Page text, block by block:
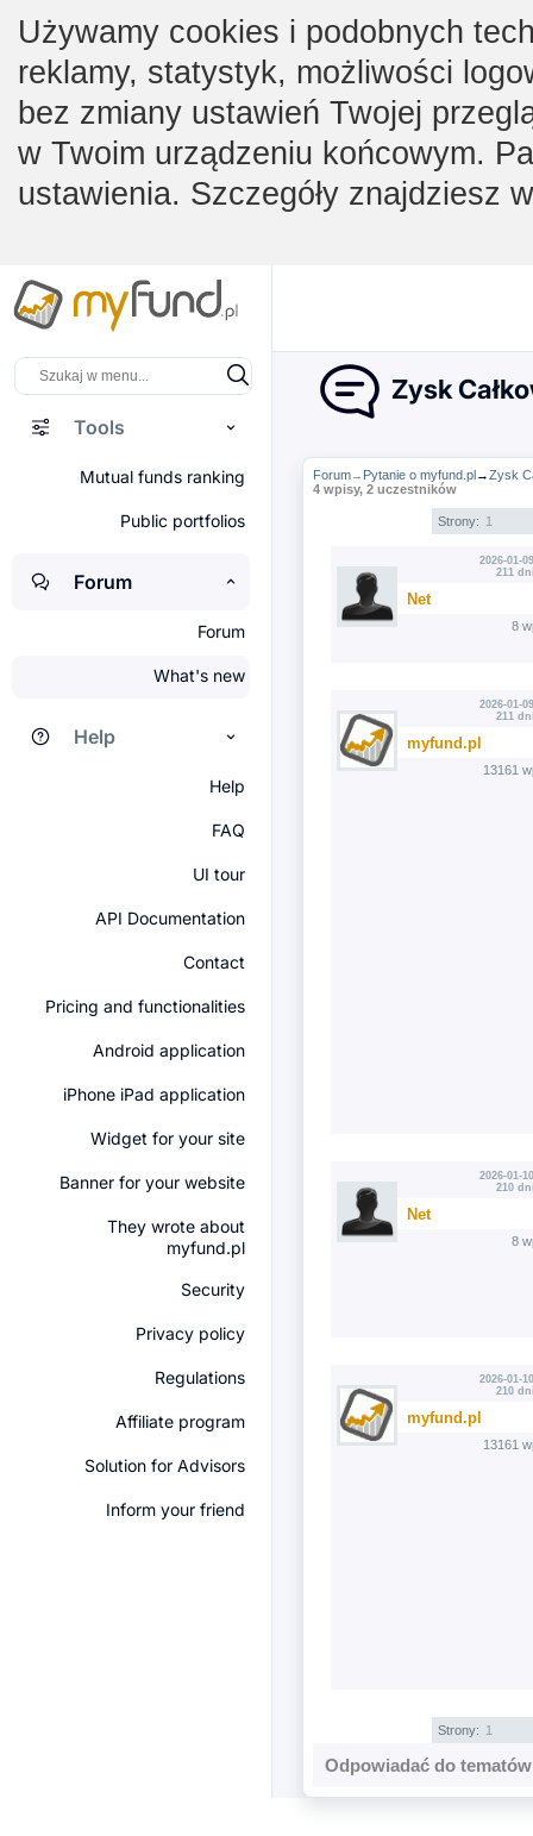
Używamy cookies i podobnych
reklamy, statystyk, możliwości
bez zmiany ustawień Twojej
w Twoim urządzeniu końcowym.
ustawienia. Szczegóły znajdziesz
Tools
Mutual funds ranking
Public portfolios
Forum
Forum
What's new
Help
Help
FAQ
UI tour
API Documentation
Contact
Pricing and functionalities
Android application
iPhone iPad application
Widget for your site
Banner for your website
They wrote about
myfund.pl
Security
Privacy policy
Regulations
Affiliate program
Solution for Advisors
Inform your friend
Zysk
Forum→ Pytanie o myfund.pl→Zysk
4 wpisy, 2 uczestników
Strony: 1
2026-01-
211
Net
8
2026-01-
211
myfund.pl
13161
2026-01-
210
Net
8
2026-01-
210
myfund.pl
13161
Strony: 1
Odpowiadać do